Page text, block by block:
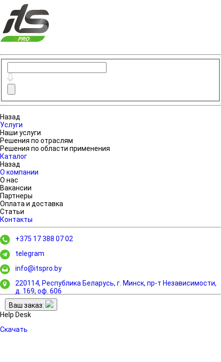
Назад
Услуги
Наши услуги
Решения по отраслям
Решения по области применения
Каталог
Назад
О компании
О нас
Вакансии
Партнеры
Оплата и доставка
Статьи
Контакты
+375 17 388 07 02
telegram
info@itspro.by
220114, Республика Беларусь, г. Минск, пр-т Независимости,
д. 169, оф. 606
Ваш заказ:
Help Desk
Скачать